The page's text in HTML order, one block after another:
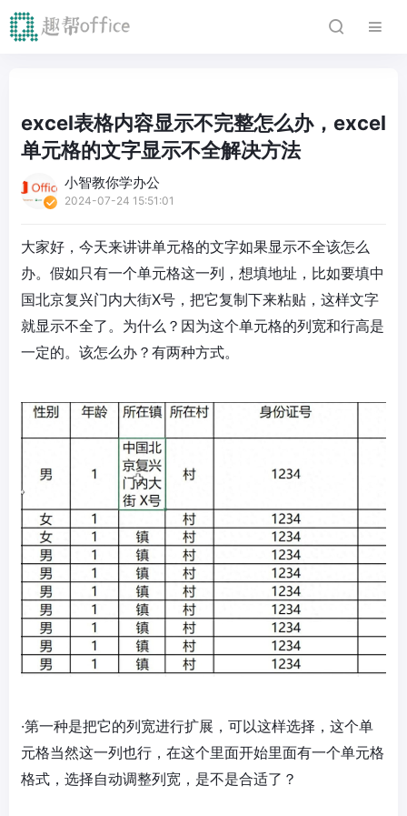
excel表格内容显示不完整怎么办，excel
单元格的文字显示不全解决方法
小智教你学办公
2024-07-24 15:51:01
大家好，今天来讲讲单元格的文字如果显示不全该怎么
办。假如只有一个单元格这一列，想填地址，比如要填中
国北京复兴门内大街X号，把它复制下来粘贴，这样文字
就显示不全了。为什么？因为这个单元格的列宽和行高是
一定的。该怎么办？有两种方式。
·第一种是把它的列宽进行扩展，可以这样选择，这个单
元格当然这一列也行，在这个里面开始里面有一个单元格
格式，选择自动调整列宽，是不是合适了？